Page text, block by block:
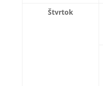
Štvrtok